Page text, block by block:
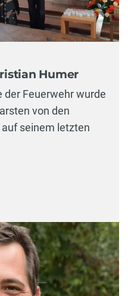
Humer
Feuerwehr wurde
von den
seinem letzten